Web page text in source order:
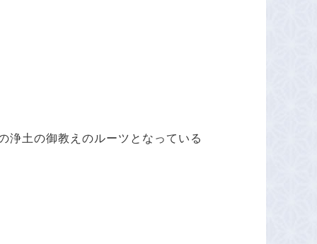
浄土の御教えのルーツとなっている